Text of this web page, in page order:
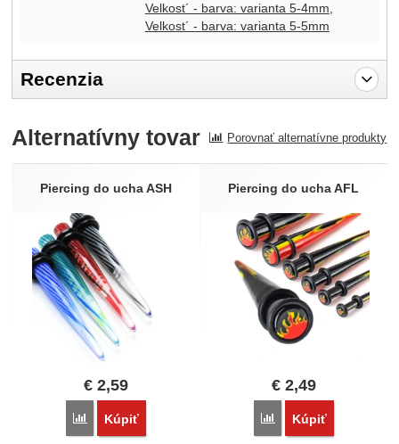
Velkost´ - barva: varianta 5-4mm
Velkost´ - barva: varianta 5-5mm
Recenzia
Recenzia
Alternatívny tovar Porovnať alternatívne produkty
Piercing do ucha ASH
€ 2,59
Porovnať
Kúpiť
Piercing do ucha AFL
€2,49
Porovnať
Kúpiť